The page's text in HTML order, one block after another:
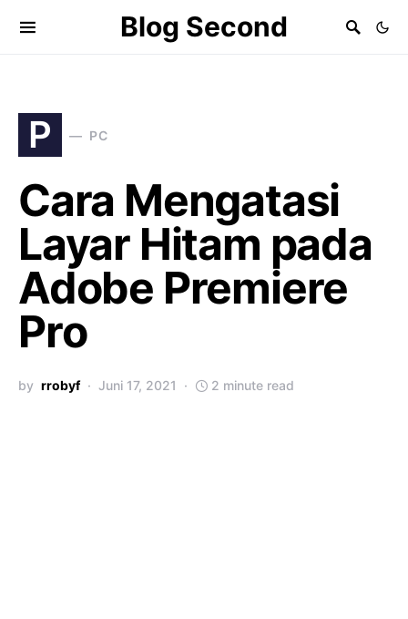
Blog Second
P PC
Cara Mengatasi
Layar Hitam pada
Adobe Premiere
Pro
by rrobyf Juni 17, 2021 2 minute read